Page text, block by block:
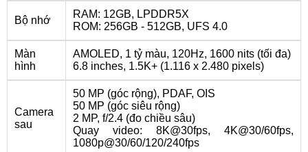
Bộ nhớ
RAM: 12GB, LPDDR5X
ROM: 256GB - 512GB, UFS 4.0
Màn
hình
AMOLED, 1 tỷ màu, 120Hz, 1600 nits (tối đa)
6.8 inches, 1.5K+ (1.116 x 2.480 pixels)
Camera
sau
50 MP (góc rộng), PDAF, OIS
50 MP (góc siêu rộng)
2 MP, f/2.4 (đo chiều sâu)
Quay video: 8K@30fps, 4K@30/60fps,
1080p@30/60/120/240fps